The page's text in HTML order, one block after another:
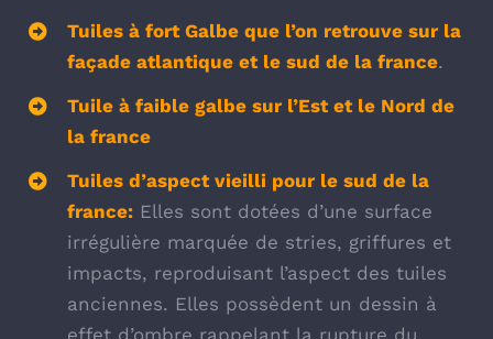
Tuiles à fort Galbe que l’on retrouve sur la
façade atlantique et le sud de la france.
Tuile à faible galbe sur l’Est et le Nord de
la france
Tuiles d’aspect vieilli pour le sud de la
france:Elles sont dotées d’une surface
irrégulière marquée de stries, griffures et
impacts, reproduisant l’aspect des tuiles
anciennes. Elles possèdent un dessin à
effet d’ombre rappelant la rupture du